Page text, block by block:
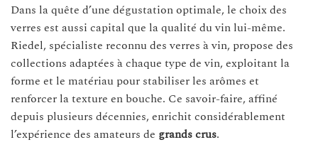
Dans la quête d’une dégustation optimale, le choix des
verres est aussi capital que la qualité du vin lui-même.
Riedel, spécialiste reconnu des verres à vin, propose des
collections adaptées à chaque type de vin, exploitant la
forme et le matériau pour stabiliser les arômes et
renforcer la texture en bouche. Ce savoir-faire, affiné
depuis plusieurs décennies, enrichit considérablement
l’expérience des amateurs de grands crus.